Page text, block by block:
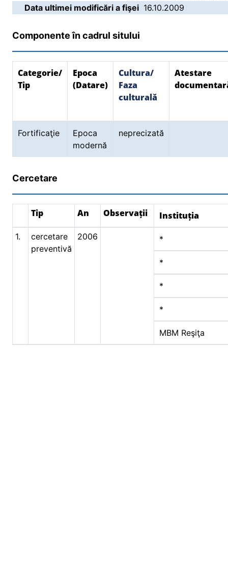
Data ultimei modificări a fişei 16.10.2009
Componente în cadrul sitului
Categorie/
Tip
Epoca
(Datare)
Cultura/
Faza
culturală
Atestare
Fortificaţie
Epoca
modernă
neprecizată
Cercetare
Tip An Observații Instituția
1.
cercetare
preventivă
2006 *
*
*
*
MBM Reşiţa